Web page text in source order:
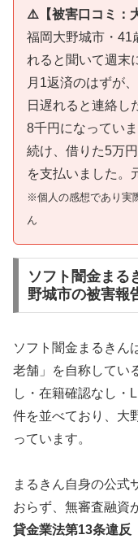
⚠️【被害口コミ：
福岡大野城市・41
れると聞いて週末
月1返済のはずが
日遅れると連絡し
8千円になってい
続け、借りた5万
を支払いました。
※個人の感想であり実
ん
ソフト闇金まる
野城市の被害報
ソフト闇金まるきん
老舗」を自称してい
し・在籍確認なし・
件を並べており、大
っています。
まるきん自身の公式
おらず、無審査融資
貸金業法第13条違反